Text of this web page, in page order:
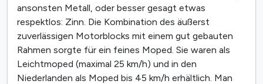
ansonsten Metall, oder besser gesagt etwas
respektlos: Zinn. Die Kombination des äußerst
zuverlässigen Motorblocks mit einem gut gebauten
Rahmen sorgte für ein feines Moped. Sie waren als
Leichtmoped (maximal 25 km/h) und in den
Niederlanden als Moped bis 45 km/h erhältlich. Man